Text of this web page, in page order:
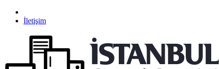
İletişim